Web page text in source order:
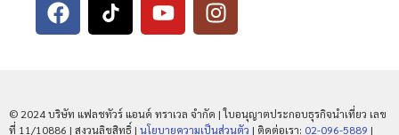
© 2024 บริษัท แฟลชทัวร์ แอนด์ ทราเวล จำกัด | ใบอนุญาตประกอบธุรกิจนำเที่ยว เลข
ที่ 11/10886 | สงวนลิขสิทธิ์ | นโยบายความเป็นส่วนตัว | ติดต่อเรา: 02-096-5889 |